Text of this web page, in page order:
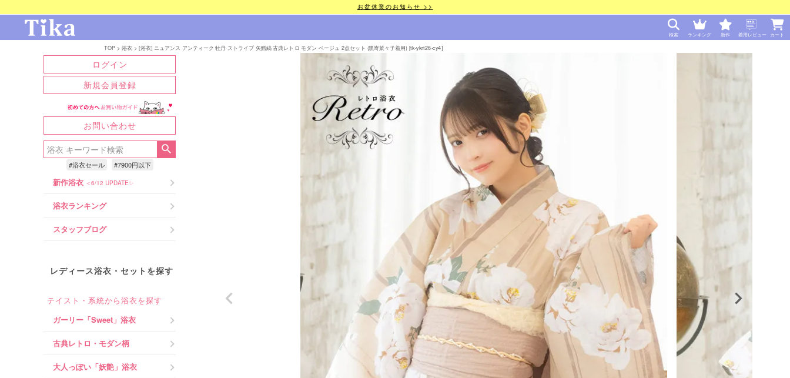
お盆休業のお知らせ >>
検索 ランキング 新作 着用レビュー カート
TOP 浴衣 [浴衣] ニュアンス アンティーク 牡丹 ストライプ 矢鱈縞 古典レトロ モダン ベージュ 2点セット (黒嵜菜々子着用) [tk-ykrt26-cy4]
ログイン
新規会員登録
お問い合わせ
#浴衣セール #7900円以下
新作浴衣 ＜6/12 UPDATE✨
浴衣ランキング
スタッフブログ
レディース浴衣・セットを探す
テイスト・系統から浴衣を探す
ガーリー「Sweet」浴衣
古典レトロ・モダン柄
大人っぽい「妖艶」浴衣